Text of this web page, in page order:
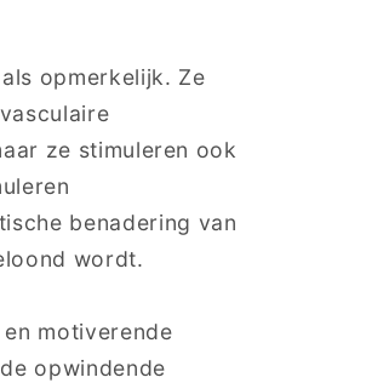
opmerkelijk. Ze
ze stimuleren ook
benadering van
wordt.
motiverende
opwindende